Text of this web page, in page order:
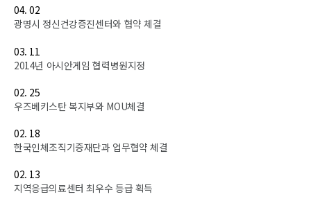
04. 02
광명시 정신건강증진센터와 협약 체결
03. 11
2014년 아시안게임 협력병원지정
02. 25
우즈베키스탄 복지부와 MOU체결
02. 18
한국인체조직기증재단과 업무협약 체결
02. 13
지역응급의료센터 최우수 등급 획득